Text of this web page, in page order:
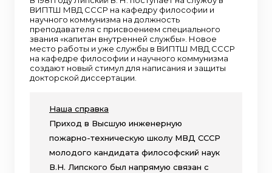
ВИПТШ МВД СССР на кафедру философии и
научного коммунизма на должность
преподавателя с присвоением специального
звания «капитан внутренней службы». Новое
место работы и уже службы в ВИПТШ МВД СССР
на кафедре философии и научного коммунизма
создают новый стимул для написания и защиты
докторской диссертации.
Наша справка
Приход в Высшую инженерную
пожарно-техническую школу МВД СССР
молодого кандидата философский наук
В.Н. Липского был напрямую связан с